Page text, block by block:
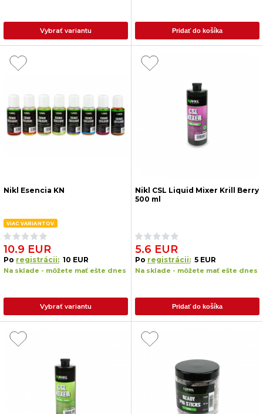
Vybrať variantu Pridať do košíka
Nikl Esencia KN
VIAC VARIANTOV
10.9 EUR
Po registrácii: 10 EUR
Na sklade - môžete mať ešte dnes
Vybrať variantu
Nikl CSL Liquid Mixer Krill Berry
500 ml
5.6 EUR
Po registrácii: 5 EUR
Na sklade - môžete mať ešte dnes
Pridať do košíka